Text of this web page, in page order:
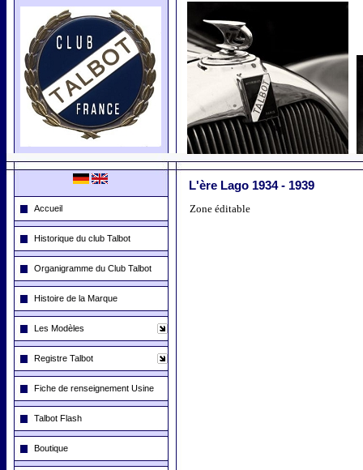
Accueil
Historique du club Talbot
Organigramme du Club Talbot
Histoire de la Marque
Les Modèles
Registre Talbot
Fiche de renseignement Usine
Talbot Flash
Boutique
Zone éditable
L'ère Lago 1934 - 1939